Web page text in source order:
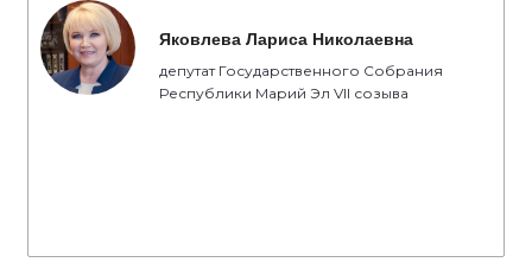
Яковлева Лариса Николаевна
депутат Государственного Собрания
Республики Марий Эл VII созыва